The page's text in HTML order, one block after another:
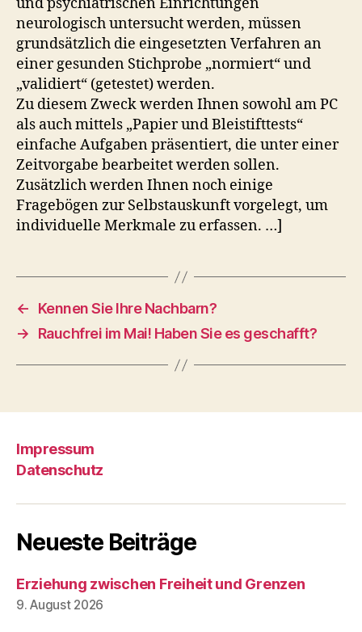
neurologisch untersucht werden, müssen
grundsätzlich die eingesetzten Verfahren an
einer gesunden Stichprobe „normiert“ und
„validiert“ (getestet) werden.
Zu diesem Zweck werden Ihnen sowohl am PC
als auch mittels „Papier und Bleistifttests“
einfache Aufgaben präsentiert, die unter einer
Zeitvorgabe bearbeitet werden sollen.
Zusätzlich werden Ihnen noch einige
Fragebögen zur Selbstauskunft vorgelegt, um
individuelle Merkmale zu erfassen. …]
←
Kennen Sie Ihre Nachbarn?
→
Rauchfrei im Mai! Haben Sie es geschafft?
Impressum
Datenschutz
Neueste Beiträge
Erziehung zwischen Freiheit und Grenzen
9. August 2026